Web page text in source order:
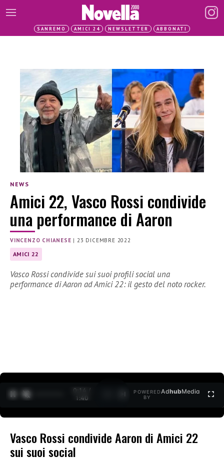
SANREMO AMICI 24 NEWSLETTER ABBONATI
NEWS
Amici 22, Vasco Rossi condivide
una performance di Aaron
VINCENZO CHIANESE |23 DICEMBRE 2022
AMICI 22
Vasco Rossi condivide sui suoi profili social una
performance di Aaron ad Amici 22: il gesto del noto rocker.
0:15 /
1:40
POWERED
BY
AdhubMedia
Vasco Rossi condivide Aaron di Amici 22
sui suoi social